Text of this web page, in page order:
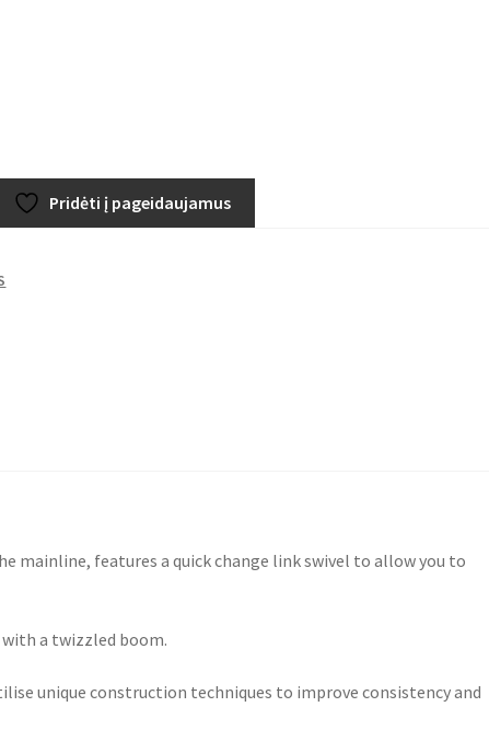
Pridėti į pageidaujamus
mainline, features a quick change link swivel to allow you to
a twizzled boom.
unique construction techniques to improve consistency and